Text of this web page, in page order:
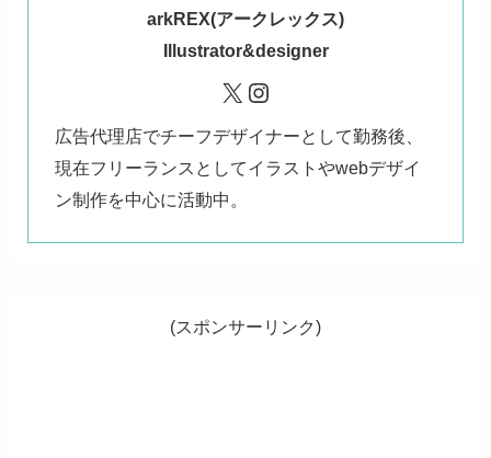
arkREX(アークレックス)
Illustrator&designer
X Instagram
広告代理店でチーフデザイナーとして勤務後、
現在フリーランスとしてイラストやwebデザイ
ン制作を中心に活動中。
(スポンサーリンク)